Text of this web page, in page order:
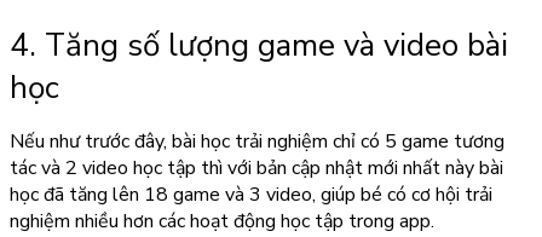
4. Tăng số lượng game và video bài
học
Nếu như trước đây, bài học trải nghiệm chỉ có 5 game tương
tác và 2 video học tập thì với bản cập nhật mới nhất này bài
học đã tăng lên 18 game và 3 video, giúp bé có cơ hội trải
nghiệm nhiều hơn các hoạt động học tập trong app.